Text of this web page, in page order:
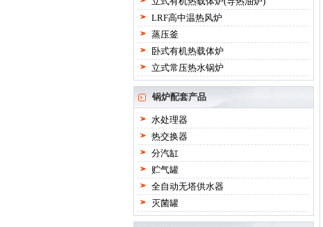
LRF高中温热风炉
蒸压釜
卧式有机热载体炉
立式常压热水锅炉
锅炉配套产品
水处理器
热交换器
分汽缸
贮气罐
全自动无塔供水器
灭菌罐